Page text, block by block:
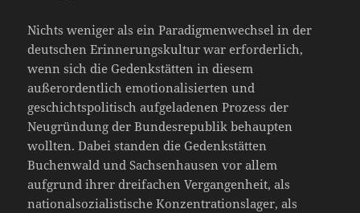
Nichts weniger als ein Paradigmenwechsel in der
deutschen Erinnerungskultur war erforderlich,
wenn sich die Gedenkstätten in diesem
außerordentlich emotionalisierten und
geschichtspolitisch aufgeladenen Prozess der
Neugründung der Bundesrepublik behaupten
wollten. Dabei standen die Gedenkstätten
Buchenwald und Sachsenhausen vor allem
aufgrund ihrer dreifachen Vergangenheit, als
nationalsozialistische Konzentrationslager, als